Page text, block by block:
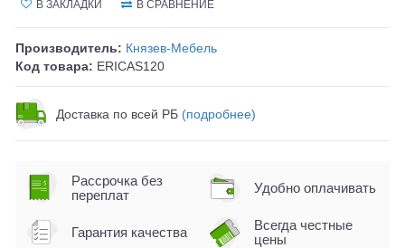
В ЗАКЛАДКИ В СРАВНЕНИЕ
Производитель: Князев-Мебель
Код товара: ERICAS120
Доставка по всей РБ (подробнее)
Рассрочка без
переплат
Удобно оплачивать
Гарантия качества
Всегда честные
цены